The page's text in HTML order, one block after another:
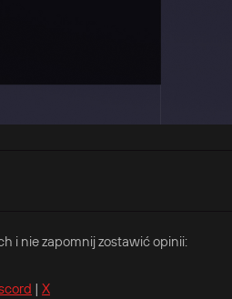
i nie zapomnij zostawić opinii:
| X